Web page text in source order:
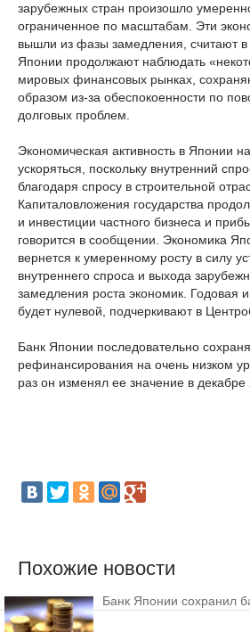
зарубежных стран произошло
ограниченное по масштабам. Эти
вышли из фазы замедления, считают в
Японии продолжают наблюдать
мировых финансовых рынках,
образом из-за обеспокоенности по
долговых проблем.
Экономическая активность в Японии
ускоряться, поскольку внутренний
благодаря спросу в строительной
Капиталовложения государства
и инвестиции частного бизнеса и
говорится в сообщении. Экономика
вернется к умеренному росту в силу
внутреннего спроса и выхода
замедления роста экономик. Годовая
будет нулевой, подчеркивают в
Банк Японии последовательно
рефинансирования на очень низком
раз он изменял ее значение в декабре
Похожие новости
Банк Японии сохранил